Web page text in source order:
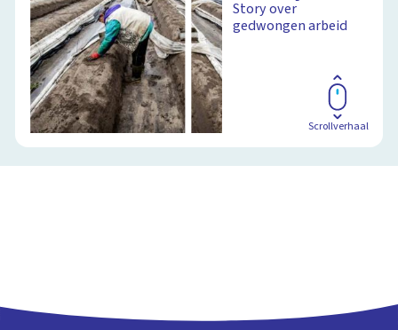
Story over
gedwongen arbeid
Scrollverhaal